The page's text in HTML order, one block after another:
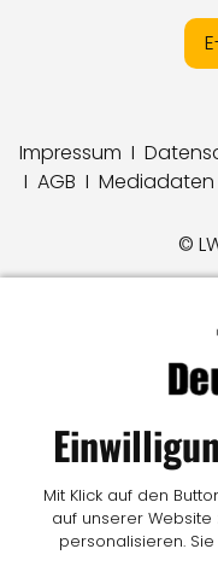
Impressum I
I AGB I Mediadaten
©
Mit Klick auf den
auf unserer Website
personalisieren.